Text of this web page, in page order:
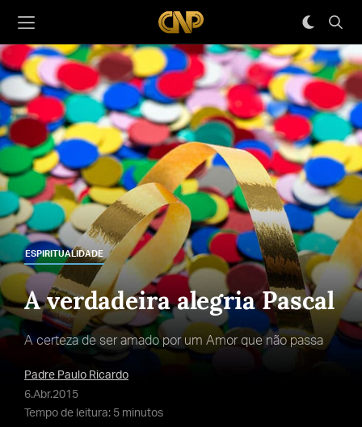
ESPIRITUALIDADE
A verdadeira alegria Pascal
A certeza de ser amado por um Amor que não passa
Padre Paulo Ricardo
6.Abr.2015
Tempo de leitura: 5 minutos